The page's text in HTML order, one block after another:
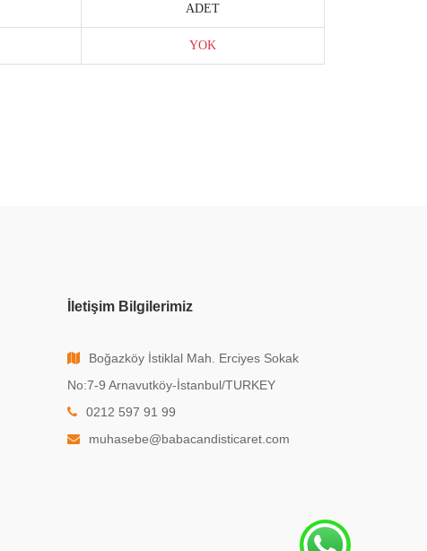
ADET
YOK
İletişim Bilgilerimiz
Boğazköy İstiklal Mah. Erciyes Sokak
No:7-9 Arnavutköy-İstanbul/TURKEY
0212 597 91 99
muhasebe@babacandisticaret.com